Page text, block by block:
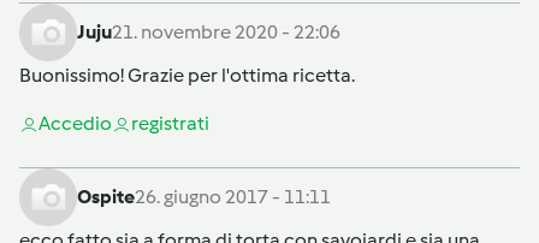
Juju21. novembre 2020 - 22:06
Buonissimo! Grazie per l'ottima ricetta.
Accedio registrati
Ospite26. giugno 2017 - 11:11